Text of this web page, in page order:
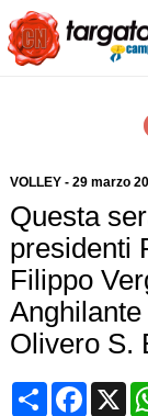
VOLLEY- 29 marzo
Questa
presidenti
Filippo
Olivero S.
Condividi X